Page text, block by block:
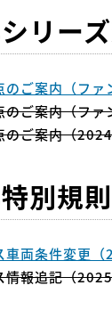
リー
ご案内（フ
のご案内（フ
のご案内（
別規則
車両条件変更
情報追記（